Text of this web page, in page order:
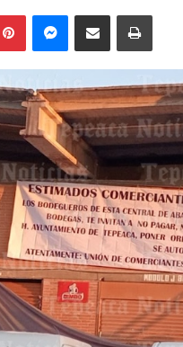
PinterestMessengerCompartir via Correo